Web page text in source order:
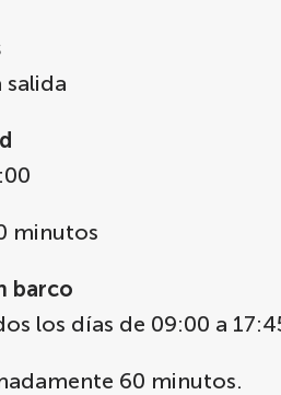
salida
minutos
barco
los días de 09:00 a
60 minutos.